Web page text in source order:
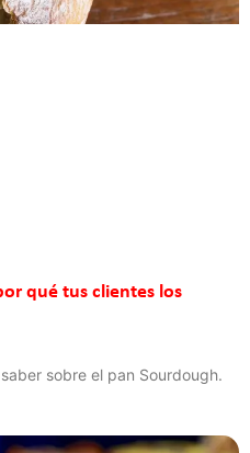
qué tus clientes los
sobre el pan Sourdough.